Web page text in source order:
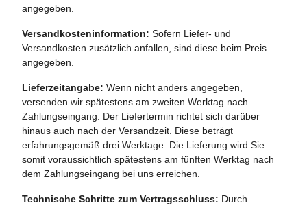
angegeben.
Versandkosteninformation: Sofern Liefer- und
Versandkosten zusätzlich anfallen, sind diese beim Preis
angegeben.
Lieferzeitangabe: Wenn nicht anders angegeben,
versenden wir spätestens am zweiten Werktag nach
Zahlungseingang. Der Liefertermin richtet sich darüber
hinaus auch nach der Versandzeit. Diese beträgt
erfahrungsgemäß drei Werktage. Die Lieferung wird Sie
somit voraussichtlich spätestens am fünften Werktag nach
dem Zahlungseingang bei uns erreichen.
Technische Schritte zum Vertragsschluss: Durch